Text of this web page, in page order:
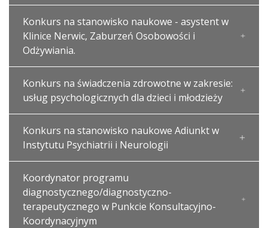
Konkurs na stanowisko naukowe - asystent w
Klinice Nerwic, Zaburzeń Osobowości i
Odżywiania.
Konkurs na świadczenia zdrowotne w zakresie:
usług psychologicznych dla dzieci i młodzieży
Konkurs na stanowisko naukowe Adiunkt w
Instytutu Psychiatrii i Neurologii
Koordynator programu
diagnostycznego/diagnostyczno-
terapeutycznego w Punkcie Konsultacyjno-
Koordynacyjnym